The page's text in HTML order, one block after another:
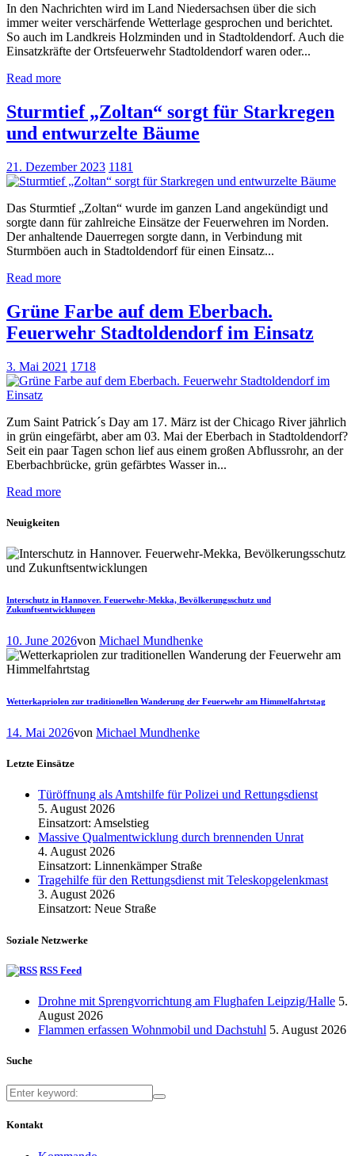
In den Nachrichten wird im Land Niedersachsen über die sich
immer weiter verschärfende Wetterlage gesprochen und berichtet.
So auch im Landkreis Holzminden und in Stadtoldendorf. Auch die
Einsatzkräfte der Ortsfeuerwehr Stadtoldendorf waren oder...
Read more
Sturmtief „Zoltan“ sorgt für Starkregen
und entwurzelte Bäume
21. Dezember 2023 1181
Das Sturmtief „Zoltan“ wurde im ganzen Land angekündigt und
sorgte dann für zahlreiche Einsätze der Feuerwehren im Norden.
Der anhaltende Dauerregen sorgte dann, in Verbindung mit
Sturmböen auch in Stadtoldendorf für einen Einsatz...
Read more
Grüne Farbe auf dem Eberbach.
Feuerwehr Stadtoldendorf im Einsatz
3. Mai 2021 1718
Zum Saint Patrick´s Day am 17. März ist der Chicago River jährlich
in grün eingefärbt, aber am 03. Mai der Eberbach in Stadtoldendorf?
Seit ein paar Tagen schon lief aus einem großen Abflussrohr, an der
Eberbachbrücke, grün gefärbtes Wasser in...
Read more
Neuigkeiten
Interschutz in Hannover. Feuerwehr-Mekka, Bevölkerungsschutz und
Zukunftsentwicklungen
10. June 2026von Michael Mundhenke
Wetterkapriolen zur traditionellen Wanderung der Feuerwehr am Himmelfahrtstag
14. Mai 2026von Michael Mundhenke
Letzte Einsätze
Türöffnung als Amtshilfe für Polizei und Rettungsdienst
5. August 2026
Einsatzort: Amselstieg
Massive Qualmentwicklung durch brennenden Unrat
4. August 2026
Einsatzort: Linnenkämper Straße
Tragehilfe für den Rettungsdienst mit Teleskopgelenkmast
3. August 2026
Einsatzort: Neue Straße
Soziale Netzwerke
RSS Feed
Drohne mit Sprengvorrichtung am Flughafen Leipzig/Halle 5.
August 2026
Flammen erfassen Wohnmobil und Dachstuhl 5. August 2026
Suche
Kontakt